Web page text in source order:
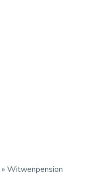
» Witwenpension